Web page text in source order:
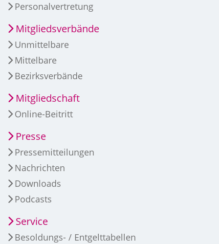
Personalvertretung
Mitgliedsverbände
Unmittelbare
Mittelbare
Bezirksverbände
Mitgliedschaft
Online-Beitritt
Presse
Pressemitteilungen
Nachrichten
Downloads
Podcasts
Service
Besoldungs- / Entgelttabellen